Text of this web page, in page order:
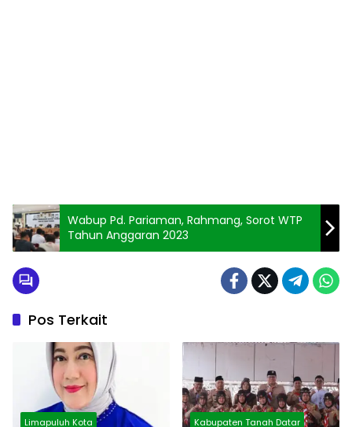
Wabup Pd. Pariaman, Rahmang, Sorot WTP
Tahun Anggaran 2023
Pos Terkait
Limapuluh Kota Kabupaten Tanah Datar